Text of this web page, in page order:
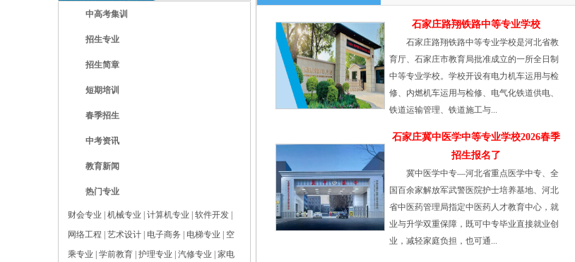
中高考集训
招生专业
招生简章
短期培训
春季招生
中考资讯
教育新闻
热门专业
财会专业 机械专业 计算机专业 软件开发
网络工程
艺术设计 电子商务 电梯专业
空
乘专业
学前教育 护理专业 汽修专业
家电
石家庄路翔铁路中等专业学校
石家庄路翔铁路中等专业学校是河北省教
育厅、石家庄市教育局批准成立的一所全日制
中等专业学校。学校开设有电力机车运用与检
修、内燃机车运用与检修、电气化铁道供电、
铁道运输管理、铁道施工与...
石家庄冀中医学中等专业学校2026春季
招生报名了
冀中医学中专—河北省重点医学中专、全
国百余家解放军武警医院护士培养基地、河北
省中医药管理局指定中医药人才教育中心，就
业与升学双重保障，既可中专毕业直接就业创
业，减轻家庭负担，也可通...